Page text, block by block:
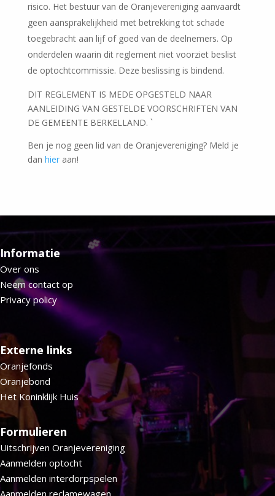
risico. Het bestuur van de Oranjevereniging aanvaardt
geen aansprakelijkheid met betrekking tot schade
toegebracht aan lijf of goed van de deelnemers. Op
onderdelen waarin dit reglement niet voorziet beslist
de optochtcommissie. Deze beslissing is bindend.
DIT REGLEMENT IS MEDE OPGESTELD NAAR
AANLEIDING VAN GESTELDE VOORSCHRIFTEN VAN
DE GEMEENTE BERKELLAND. `
Ben je nog geen lid van de Oranjevereniging? Meld je
dan hieraan!
Informatie
Over ons
Neem contact op
Privacy policy
Externe links
Oranjefonds
Oranjebond
Het Koninklijk Huis
Formulieren
Uitschrijven Oranjevereniging
Aanmelden optocht
Aanmelden interdorpspelen